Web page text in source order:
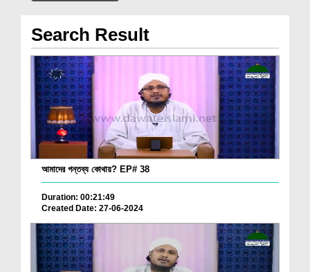
Search Result
আমাদের গন্তব্য কোথায়? EP# 38
Duration: 00:21:49
Created Date: 27-06-2024